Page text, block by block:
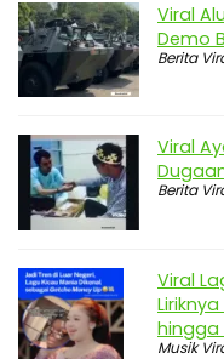
Viral
Demo
Berita
Viral
Berita
Viral
hingga
Musik